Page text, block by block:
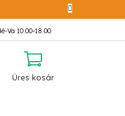
KOSÁR
Üres kosár